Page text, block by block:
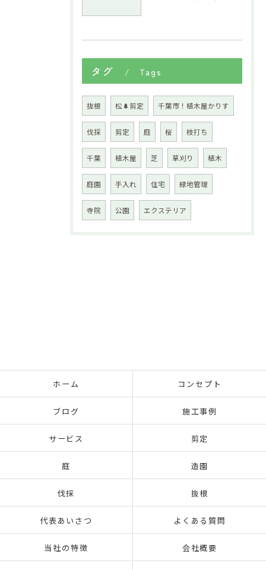
タグ Tags
抜根 松🌲剪定 千葉市！植木屋かりす
伐採 剪定 庭 桜 枝打ち
千葉 植木屋 芝 草刈り 植木
庭園 手入れ 住宅 緑地管理
寺院 公園 エクステリア
ホーム コンセプト
ブログ 施工事例
サービス 剪定
庭 造園
伐採 抜根
代表あいさつ よくある質問
当社の特徴 会社概要